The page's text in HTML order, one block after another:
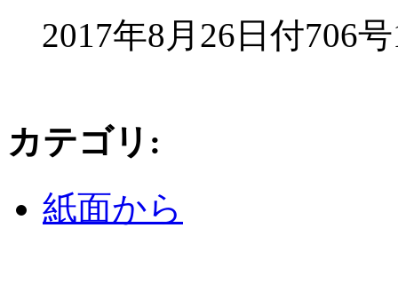
2017年8月26日付706
カテゴリ :
紙面から